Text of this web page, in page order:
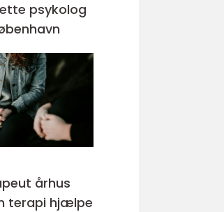
psykolog
århus
terapi hjælpe